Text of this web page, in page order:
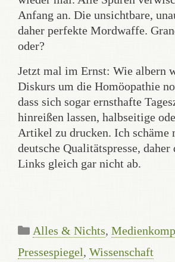
Anfang an. Die unsichtbare,
daher perfekte Mordwaffe.
oder?
Jetzt mal im Ernst: Wie albern
Diskurs um die Homöopathie
dass sich sogar ernsthafte
hinreißen lassen, halbseitige
Artikel zu drucken. Ich schäme
deutsche Qualitätspresse,
Links gleich gar nicht ab.
Kategorien
Alles & Nichts,
Pressespiegel, Wissenschaft